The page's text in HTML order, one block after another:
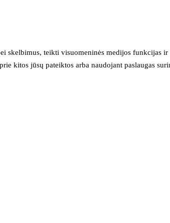
skelbimus, teikti visuomeninės medijos funkcijas
kitos jūsų pateiktos arba naudojant paslaugas